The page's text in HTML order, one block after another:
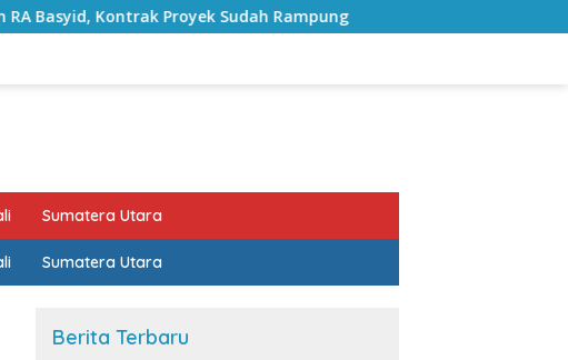
Proyek Sudah Rampung Bulan Kemerdekaan, Bupati
Sumatera Utara
Sumatera Utara
Berita Terbaru